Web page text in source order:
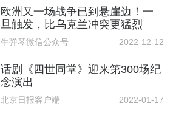
欧洲又一场战争已到悬崖边！一
旦触发，比乌克兰冲突更猛烈
牛弹琴微信公众号 2022-12-12
话剧《四世同堂》迎来第300场纪
念演出
北京日报客户端 2022-01-17